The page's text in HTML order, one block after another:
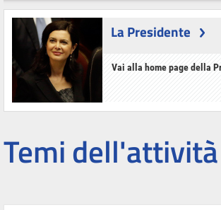
La Presidente
Vai alla home page della
Temi